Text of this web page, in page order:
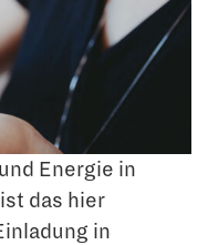
Energie in
das hier
in